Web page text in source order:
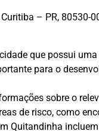
– PR, 80530-
que possui
para o
sobre o
de risco, como
Quitandinha